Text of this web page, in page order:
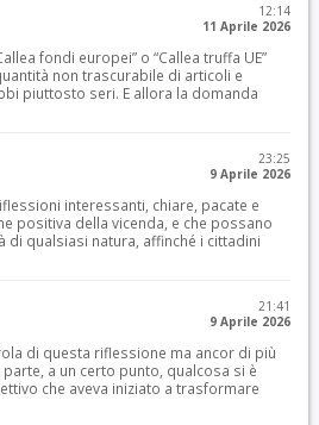
12:14
11 Aprile 2026
fondi europei” o “Callea truffa UE”
non trascurabile di articoli e
piuttosto seri. E allora la domanda
23:25
9 Aprile 2026
interessanti, chiare, pacate e
positiva della vicenda, e che possano
di qualsiasi natura, affinché i cittadini
21:41
9 Aprile 2026
di questa riflessione ma ancor di più
parte, a un certo punto, qualcosa si è
che aveva iniziato a trasformare